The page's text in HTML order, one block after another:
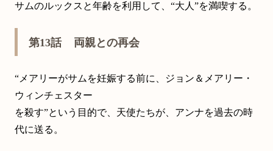
サムのルックスと年齢を利用して、“大人”を満喫する。
第13話 両親との再会
“メアリーがサムを妊娠する前に、ジョン＆メアリー・
ウィンチェスター
を殺す”という目的で、天使たちが、アンナを過去の時
代に送る。